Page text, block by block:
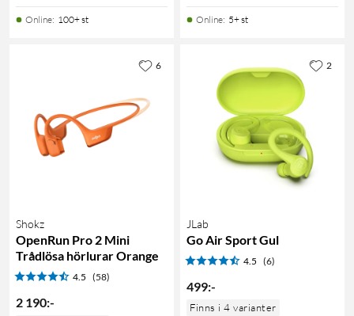
Online: 100+ st Online: 5+ st
Shokz
OpenRun Pro 2 Mini
Trådlösa hörlurar Orange
4.5 (58)
2 190:-
6
JLab
Go Air Sport Gul
4.5 (6)
499:-
Finns i 4 varianter
2